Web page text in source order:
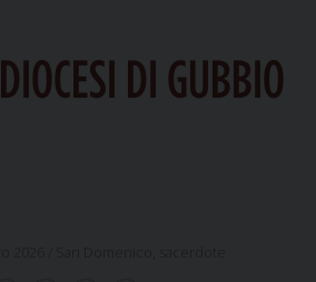
DIOCESI DI GUBBIO